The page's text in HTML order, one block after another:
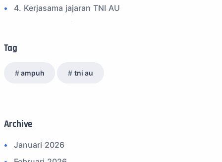
4. Kerjasama jajaran TNI AU
8. SPAM Sosial Media
11. Info Operasi dan Latihan
12. Federasi Aero Sport Indonesia
13. Satuan Karya Dirgantara - Pramuka
Tag
ampuh tni au
Archive
Januari 2026